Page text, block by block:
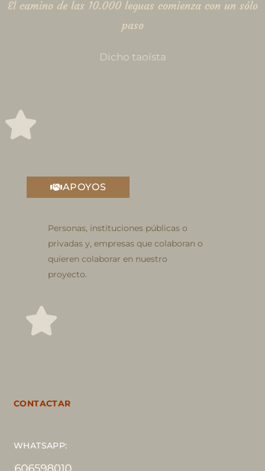
El camino de las 10.000 leguas comienza con un sólo
paso
Dicho taoísta
APOYOS
Personas, instituciones públicas o
privadas y, empresas que colaboran o
quieren colaborar en nuestro
proyecto.
CONTACTAR
WHATSAPP: